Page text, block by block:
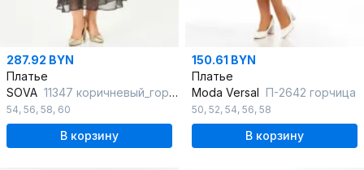
287.92 BYN
Платье
SOVA 11347 коричневый_горох
54, 56, 58, 60
В корзину
150.61 BYN
Платье
Moda Versal П-2642 горчица
50, 52, 54, 56, 58
В корзину